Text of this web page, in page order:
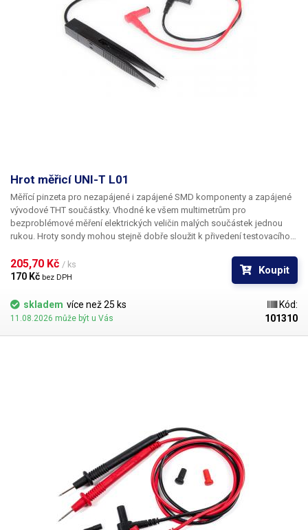
1000 mA
Přesnost měření napětí ± 1 %
Přesnost měření proudu ± 1 %
Rozměry (šířka - výška -
hloubka) [mm]
130-150-280 mm
Napětí
Váha balení [kg]:
Hrot měřicí UNI-T L01
Měřící pinzeta pro nezapájené i zapájené SMD komponenty a zapájené
vývodové THT součástky. Vhodné ke všem multimetrům pro
bezproblémové měření elektrických veličin malých součástek jednou
rukou. Hroty sondy mohou stejně dobře sloužit k přivedení testovacího
SMD LED a to zejména zapájených v LED páscích.
205,70 Kč / ks
170 Kč bez DPH
Koupit
skladem více než 25 ks
11.08.2026 může být u Vás
Kód:
101310